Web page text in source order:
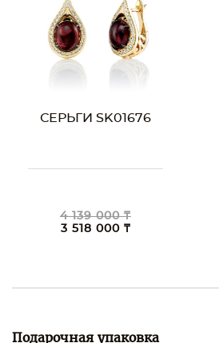
СЕРЬГИ SK01676
4 139 000 ₸
3 518 000 ₸
Подарочная упаковка